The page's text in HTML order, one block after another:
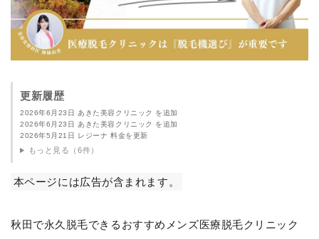
更新履歴
2026年6月23日 あきた美容クリニック を追加
2026年6月23日 あきた美容クリニック を追加
2026年5月21日 レジーナ 料金を更新
もっと見る（6件）
本ページには広告が含まれます。
秋田で永久脱毛できるおすすめメンズ医療脱毛クリニック